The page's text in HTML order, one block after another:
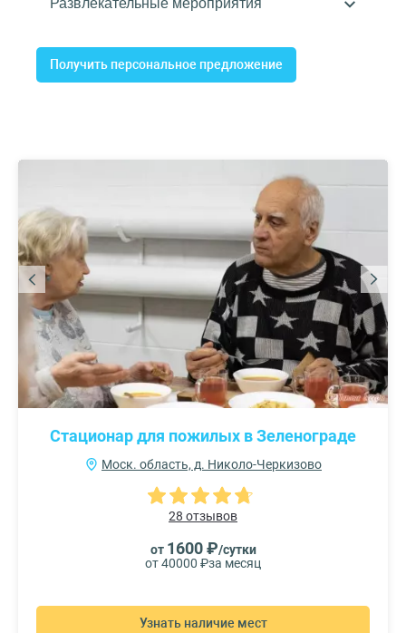
Получить персональное предложение
Стационар для пожилых в Зеленограде
Моск. область, д. Николо-Черкизово
28 отзывов
от 1600 ₽/сутки
от 40000 ₽за месяц
Узнать наличие мест